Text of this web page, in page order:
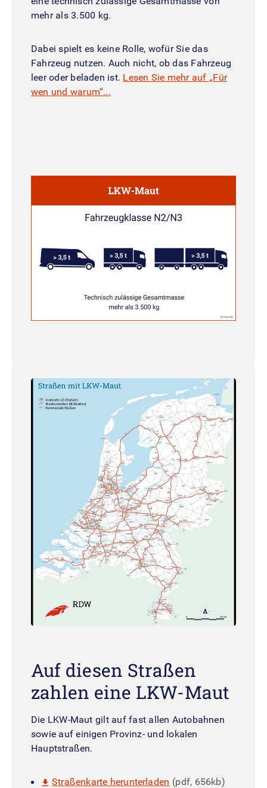
mehr als 3.500 kg.
Dabei spielt es keine Rolle, wofür Sie das
Fahrzeug nutzen. Auch nicht, ob das Fahrzeug
leer oder beladen ist. Lesen Sie mehr auf „Für
wen und warum“...
Auf diesen Straßen
zahlen eine LKW-Maut
Die LKW-Maut gilt auf fast allen Autobahnen
sowie auf einigen Provinz- und lokalen
Hauptstraßen.
Straßenkarte herunterladen (pdf, 656kb)